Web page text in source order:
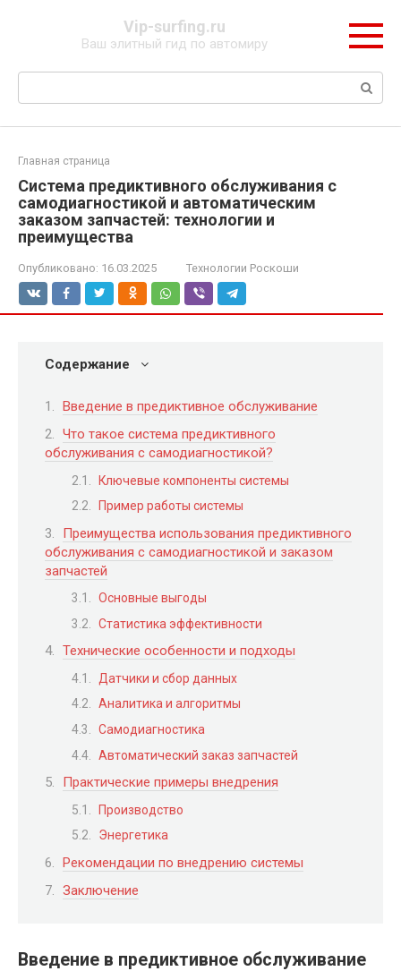
Vip-surfing.ru
Ваш элитный гид по автомиру
Поиск:
Главная страница
Система предиктивного обслуживания с
самодиагностикой и автоматическим
заказом запчастей: технологии и
преимущества
Опубликовано: 16.03.2025 Технологии Роскоши
Содержание
Введение в предиктивное обслуживание
Что такое система предиктивного
обслуживания с самодиагностикой?
Ключевые компоненты системы
Пример работы системы
Преимущества использования предиктивного
обслуживания с самодиагностикой и заказом
запчастей
Основные выгоды
Статистика эффективности
Технические особенности и подходы
Датчики и сбор данных
Аналитика и алгоритмы
Самодиагностика
Автоматический заказ запчастей
Практические примеры внедрения
Производство
Энергетика
Рекомендации по внедрению системы
Заключение
Введение в предиктивное обслуживание